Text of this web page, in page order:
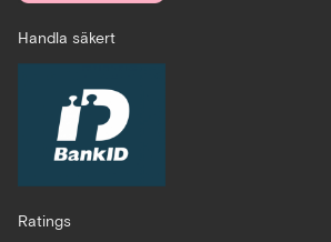
Handla säkert
Ratings